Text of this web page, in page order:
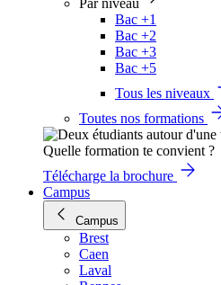
Par niveau
Bac +1
Bac +2
Bac +3
Bac +5
Tous les niveaux
Toutes nos formations
Quelle formation te convient ?
Télécharge la brochure
Campus
Campus
Brest
Caen
Laval